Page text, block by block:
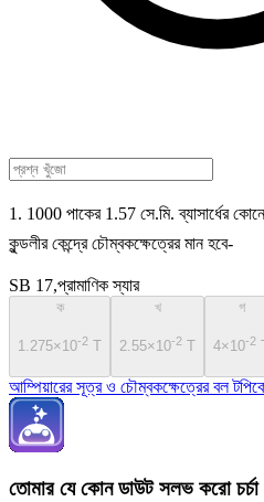
1. 1000 পাকের 1.57 সে.মি. ব্যাসার্ধের
কুন্ডলীর কেন্দ্রে চৌম্বকক্ষেত্রের মান হবে-
SB 17,প্রামাণিক স্যার
ক
1.275×10-2 T
খ
2.55×10-2 T
গ
4×10-2
আম্পিয়ারের সূত্র ও চৌম্বকক্ষেত্রের বল
তোমার যে কোন ডাউট সলভ করো চর্চা